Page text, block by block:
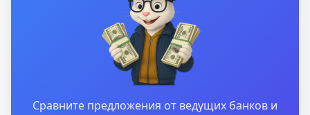
Сравните предложения от ведущих банков и